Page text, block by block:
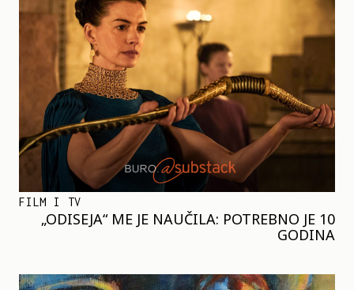
FILM I TV
„ODISEJA“ ME JE NAUČILA: POTREBNO JE 10
GODINA